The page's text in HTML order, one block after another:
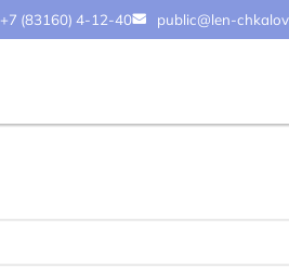
+7 (83160) 4-12-40 public@len-